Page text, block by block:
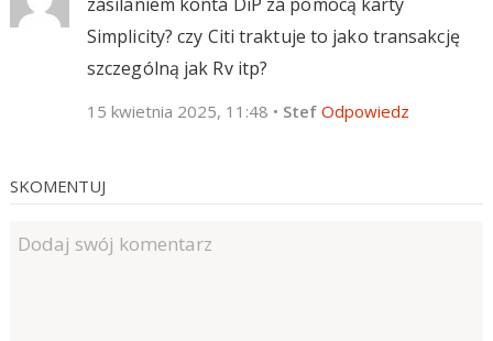
Simplicity? czy Citi traktuje to jako transakcję
szczególną jak Rv itp?
15 kwietnia 2025, 11:48 • Stef Odpowiedz
SKOMENTUJ